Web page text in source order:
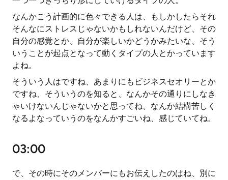
なんかこう計画的に色々できる人は、もしかしたらそれ
そんなにストレスじゃないかもしれないんだけど、その
自分の感覚とか、自分が楽しいかどうかみたいな、そう
いうことが起点となって動くタイプの人とかっています
よね。
そういう人はですね、あまりにもビジネスセオリーとか
ですね、そういうのを知ると、なんかその通りにしなき
ゃいけないんじゃないかと思ってね、なんか結構苦しく
なるよなっていうのをなんかすごいね、感じていてね。
03:00
で、その時にそのメンバーにもお伝えしたのはね、別に